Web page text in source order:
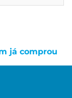
já comprou